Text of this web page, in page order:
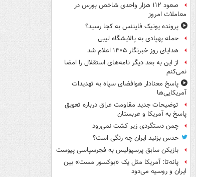
صعود ۱۱۲ هزار واحدی شاخص بورس در
معاملات امروز
پرونده یونیک فایننس به کجا رسید؟
حمله پهپادی به پالایشگاه لیبی
هدایای روز خبرنگار ۱۴۰۵ اعلام شد
از این به بعد دیگر نامه‌های استقلال را امضا
نمی‌کنم
پاسخ معنادار هوافضای سپاه به تهدیدات
آمریکایی‌ها
توضیحات جدید مقاومت عراق درباره تعویق
پاسخ به آمریکا و عربستان
چمن دستگردی زیر کشت نمی‌رود
حدس بزنید ایران چه رنگی است؟
بازیکن سابق پرسپولیس به فجرسپاسی پیوست
پانه‌تا: آمریکا مثل یک «بوکسور مست» بین
ایران و روسیه می‌دود